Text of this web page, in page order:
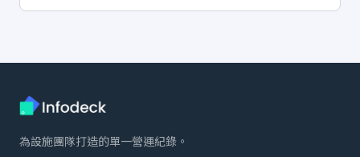
為設施團隊打造的單一營運紀錄。